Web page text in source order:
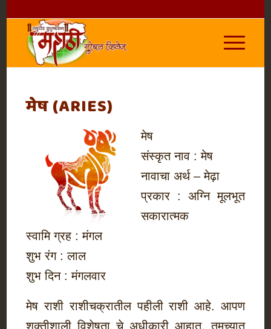
मेष (ARIES)
मेष
संस्कृत नाव : मेष
नावाचा अर्थ – मेढ़ा
प्रकार : अग्नि मूलभूत
सकारात्मक
स्वामि ग्रह : मंगल
शुभ रंग : लाल
शुभ दिन : मंगलवार
मेष राशी राशीचक्रातील पहीली राशी आहे. आपण
शक्तीशाली विशेषता चे अधीकारी आहात, तुमच्यात